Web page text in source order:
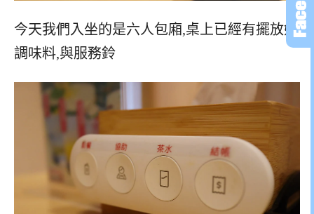
今天我們入坐的是六人包廂,桌上已經有擺放好
調味料,與服務鈴